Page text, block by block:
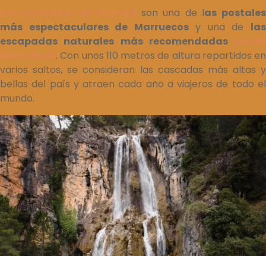
son una de las postales
más espectaculares de Marruecosy una de las
escapadas naturales más recomendadas
. Con unos 110 metros de altura repartidos en
varios saltos, se consideran las cascadas más altas y
bellas del país y atraen cada año a viajeros de todo el
mundo.